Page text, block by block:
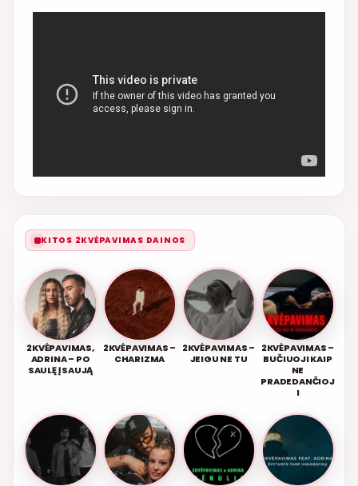
KITOS 2KVĖPAVIMAS DAINOS
2KVĖPAVIMAS,
ADRINA – PO
SAULĘ Į SAUJĄ
2KVĖPAVIMAS –
CHARIZMA
2KVĖPAVIMAS –
JEIGU NE TU
2KVĖPAVIMAS –
BUČIUOJI KAIP
NE
PRADEDANČIOJ
I